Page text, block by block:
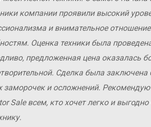
компании проявили высокий
и внимательное
Оценка техники была
предложенная цена оказалась
Сделка была заключена
заморочек и осложнений.
Sale всем, кто хочет легко и